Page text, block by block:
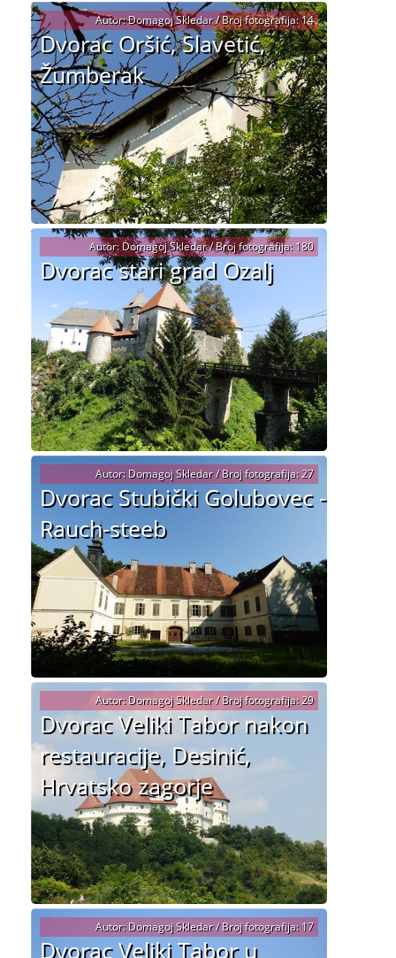
Dvorac Oršić, Slavetić,
Žumberak
Autor: Domagoj Skledar / Broj fotografija: 14
Dvorac stari grad Ozalj
Autor: Domagoj Skledar / Broj fotografija: 180
Dvorac Stubički Golubovec -
Rauch-steeb
Autor: Domagoj Skledar / Broj fotografija: 27
Dvorac Veliki Tabor nakon
restauracije, Desinić,
Hrvatsko zagorje
Autor: Domagoj Skledar / Broj fotografija: 29
Dvorac Veliki Tabor u
Autor: Domagoj Skledar / Broj fotografija: 17